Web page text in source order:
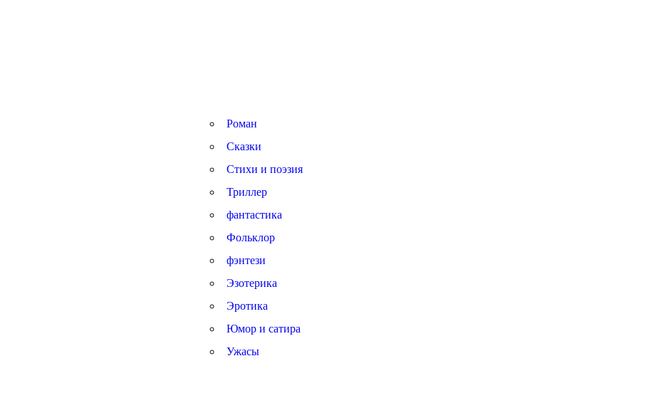
Роман
Сказки
Стихи и поэзия
Триллер
фантастика
Фольклор
фэнтези
Эзотерика
Эротика
Юмор и сатира
Ужасы